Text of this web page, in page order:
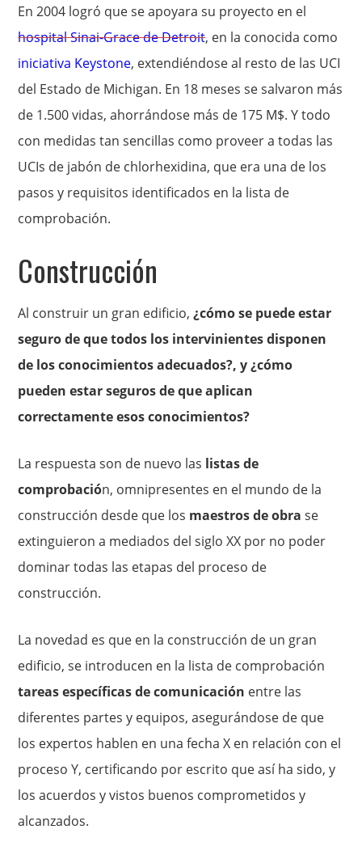
En 2004 logró que se apoyara su proyecto en el
hospital Sinai-Grace de Detroit, en la conocida como
iniciativa Keystone, extendiéndose al resto de las UCI
del Estado de Michigan. En 18 meses se salvaron más
de 1.500 vidas, ahorrándose más de 175 M$. Y todo
con medidas tan sencillas como proveer a todas las
UCIs de jabón de chlorhexidina, que era una de los
pasos y requisitos identificados en la lista de
comprobación.
Construcción
Al construir un gran edificio, ¿cómo se puede estar
seguro de que todos los intervinientes disponen
de los conocimientos adecuados?, y ¿cómo
pueden estar seguros de que aplican
correctamente esos conocimientos?
La respuesta son de nuevo las listas de
comprobación, omnipresentes en el mundo de la
construcción desde que los maestros de obra se
extinguieron a mediados del siglo XX por no poder
dominar todas las etapas del proceso de
construcción.
La novedad es que en la construcción de un gran
edificio, se introducen en la lista de comprobación
tareas específicas de comunicación entre las
diferentes partes y equipos, asegurándose de que
los expertos hablen en una fecha X en relación con el
proceso Y, certificando por escrito que así ha sido, y
los acuerdos y vistos buenos comprometidos y
alcanzados.